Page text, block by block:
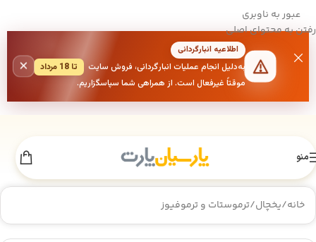
عبور به ناوبری
رفتن به محتوای اصلی
اطلاعیه انبارگردانی
به‌دلیل انجام عملیات انبارگردانی، فروش سایت
تا 18 مرداد
موقتاً غیرفعال است. از همراهی شما سپاسگزاریم.
×
منو
خانه/یخچال/ترموستات و ترموفیوز